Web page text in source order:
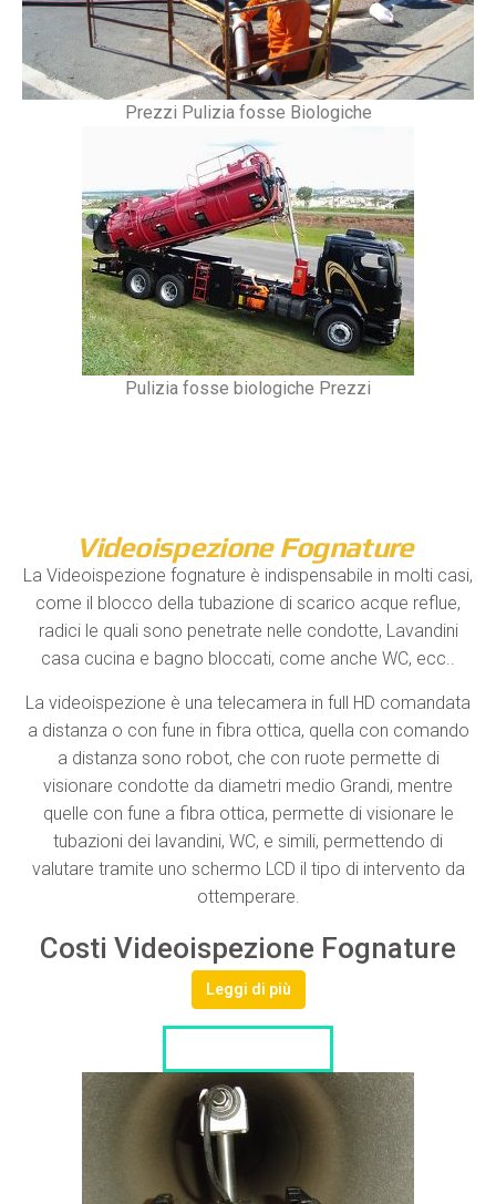
Prezzi Pulizia fosse Biologiche
Pulizia fosse biologiche Prezzi
Videoispezione Fognature
La Videoispezione fognature è indispensabile in molti casi,
come il blocco della tubazione di scarico acque reflue,
radici le quali sono penetrate nelle condotte, Lavandini
casa cucina e bagno bloccati, come anche WC, ecc..
La videoispezione è una telecamera in full HD comandata
a distanza o con fune in fibra ottica, quella con comando
a distanza sono robot, che con ruote permette di
visionare condotte da diametri medio Grandi, mentre
quelle con fune a fibra ottica, permette di visionare le
tubazioni dei lavandini, WC, e simili, permettendo di
valutare tramite uno schermo LCD il tipo di intervento da
ottemperare.
Costi Videoispezione Fognature
Leggi di più